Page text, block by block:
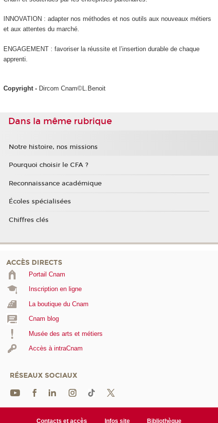
INNOVATION : adapter nos méthodes et nos outils aux nouveaux métiers
et aux attentes du marché.
ENGAGEMENT : favoriser la réussite et l’insertion durable de chaque
apprenti.
Copyright - Dircom Cnam©L.Benoit
Dans la même rubrique
Notre histoire, nos missions
Pourquoi choisir le CFA ?
Reconnaissance académique
Écoles spécialisées
Chiffres clés
ACCÈS DIRECTS
Portail Cnam
Inscription en ligne
La boutique du Cnam
Cnam blog
Musée des arts et métiers
Accès à intraCnam
RÉSEAUX SOCIAUX
Contacts et accès Infos site Bibliothèque